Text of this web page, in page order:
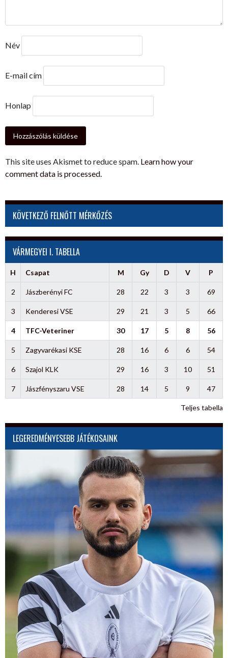
Név
E-mail cím
Honlap
This site uses Akismet to reduce spam. Learn how your
comment data is processed.
KÖVETKEZŐ FELNŐTT MÉRKŐZÉS
VÁRMEGYEI I. TABELLA
H Csapat M Gy D V P
2 Jászberényi FC 28 22 3 3 69
3 Kenderesi VSE 29 21 3 5 66
4 TFC-Veteriner 30 17 5 8 56
5 Zagyvarékasi KSE 28 16 6 6 54
6 Szajol KLK 29 16 3 10 51
7 Jászfényszaru VSE 28 14 5 9 47
Teljes tabella
LEGEREDMÉNYESEBB JÁTÉKOSAINK